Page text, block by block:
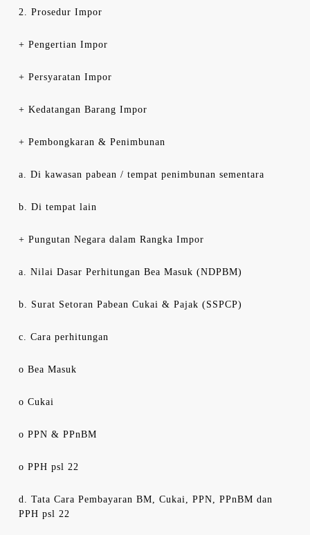
2. Prosedur Impor
+ Pengertian Impor
+ Persyaratan Impor
+ Kedatangan Barang Impor
+ Pembongkaran & Penimbunan
a. Di kawasan pabean / tempat penimbunan sementara
b. Di tempat lain
+ Pungutan Negara dalam Rangka Impor
a. Nilai Dasar Perhitungan Bea Masuk (NDPBM)
b. Surat Setoran Pabean Cukai & Pajak (SSPCP)
c. Cara perhitungan
o Bea Masuk
o Cukai
o PPN & PPnBM
o PPH psl 22
d. Tata Cara Pembayaran BM, Cukai, PPN, PPnBM dan
PPH psl 22